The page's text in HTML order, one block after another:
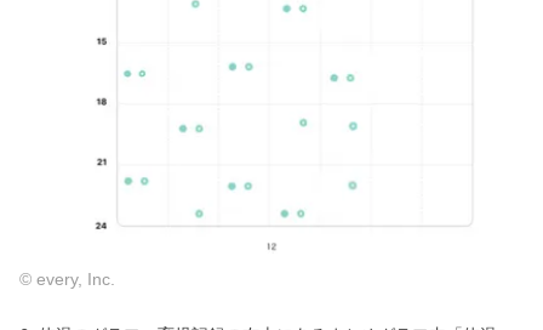
© every, Inc.